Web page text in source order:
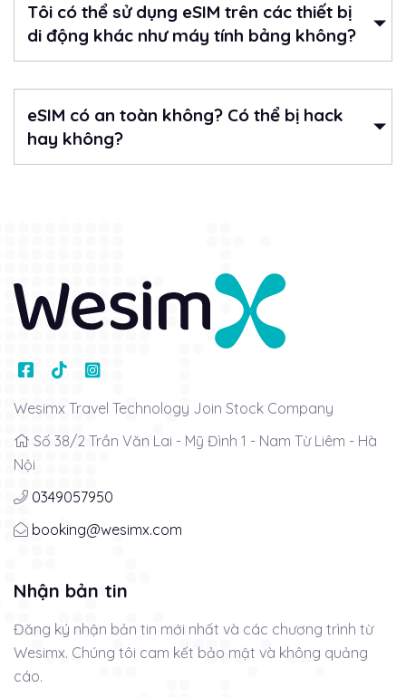
Tôi có thể sử dụng eSIM trên các thiết bị
di động khác như máy tính bảng không?
eSIM có an toàn không? Có thể bị hack
hay không?
Wesimx Travel Technology Join Stock Company
Số 38/2 Trần Văn Lai - Mỹ Đình 1 - Nam Từ Liêm - Hà
Nội
0349057950
booking@wesimx.com
Nhận bản tin
Đăng ký nhận bản tin mới nhất và các chương trình từ
Wesimx. Chúng tôi cam kết bảo mật và không quảng
cáo.